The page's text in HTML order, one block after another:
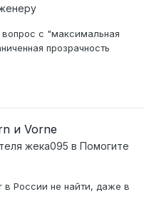
с "максимальная
прозрачность
и Vorne
жека095 в Помогите
в России не найти, даже в